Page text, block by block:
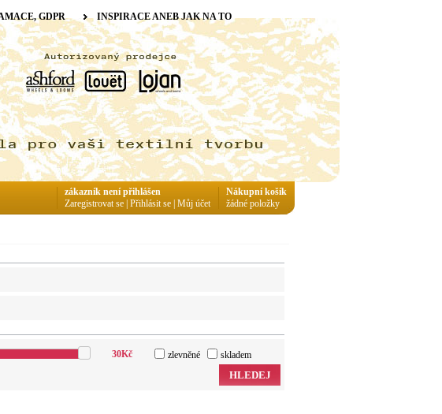
30Kč zlevněné skladem
HLEDEJ
GDPR INSPIRACE ANEB JAK NA TO
Nákupní košík
žádné položky
zákazník není přihlášen
Zaregistrovat se Přihlásit se Můj účet